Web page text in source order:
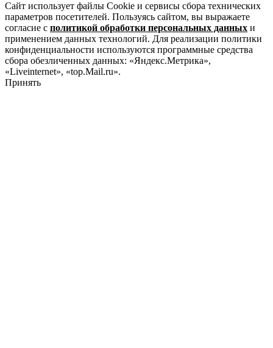
Сайт использует файлы Cookie и сервисы сбора технических
параметров посетителей. Пользуясь сайтом, вы выражаете
согласие с политикой обработки персональных данных и
применением данных технологий. Для реализации политики
конфиденциальности используются программные средства
сбора обезличенных данных: «Яндекс.Метрика»,
«Liveinternet», «top.Mail.ru».
Принять